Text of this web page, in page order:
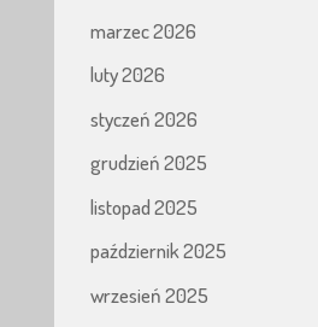
marzec 2026
luty 2026
styczeń 2026
grudzień 2025
listopad 2025
październik 2025
wrzesień 2025